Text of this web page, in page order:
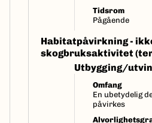
Tidsrom
Pågående
Habitatpåvirkning -
skogbruksaktivitet
Utbygging/
Omfang
En ubetydelig
påvirkes